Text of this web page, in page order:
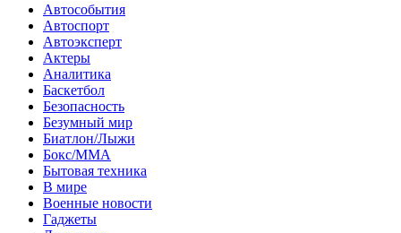
Автособытия
Автоспорт
Автоэксперт
Актеры
Аналитика
Баскетбол
Безопасность
Безумный мир
Биатлон/Лыжи
Бокс/MMA
Бытовая техника
В мире
Военные новости
Гаджеты